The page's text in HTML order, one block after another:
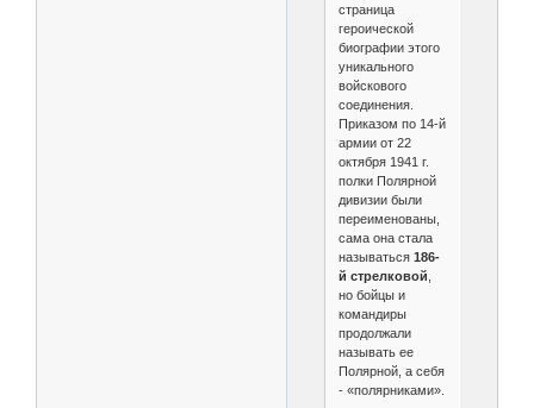
страница
героической
биографии этого
уникального
войскового
соединения.
Приказом по 14-й
армии от 22
октября 1941 г.
полки Полярной
дивизии были
переименованы,
сама она стала
называться 186-
й стрелковой,
но бойцы и
командиры
продолжали
называть ее
Полярной, а себя
- «полярниками».